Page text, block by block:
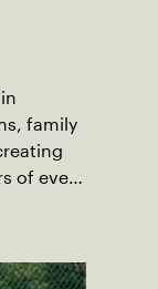
family
of every